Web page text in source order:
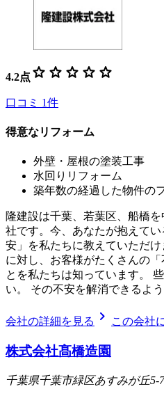
4.2点 star star star star star
口コミ 1件
得意なリフォーム
外壁・屋根の塗装工事
水回りリフォーム
築年数の経過した物件の
隆建設は千葉、若葉区、船橋
社です。今、あなたが抱えて
安」を私たちに教えていただ
に対し、お客様がたくさんの
とを私たちは知っています。
い。 その不安を解消できるよ
会社の詳細を見る chevron_right この会社
株式会社髙橋造園
千葉県千葉市緑区あすみが丘5-